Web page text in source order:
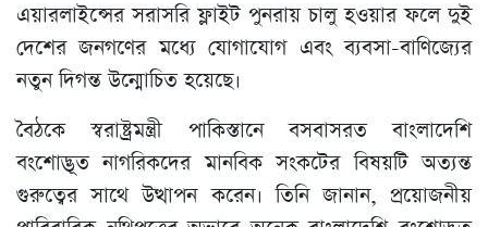
এয়ারলাইন্সের সরাসরি ফ্লাইট পুনরায় চালু হওয়ার ফলে দুই
দেশের জনগণের মধ্যে যোগাযোগ এবং ব্যবসা-বাণিজ্যের
নতুন দিগন্ত উন্মোচিত হয়েছে।
বৈঠকে স্বরাষ্ট্রমন্ত্রী পাকিস্তানে বসবাসরত বাংলাদেশি
বংশোদ্ভূত নাগরিকদের মানবিক সংকটের বিষয়টি অত্যন্ত
গুরুত্বের সাথে উত্থাপন করেন। তিনি জানান, প্রয়োজনীয়